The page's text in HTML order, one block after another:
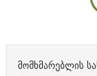
მომხმარებლის